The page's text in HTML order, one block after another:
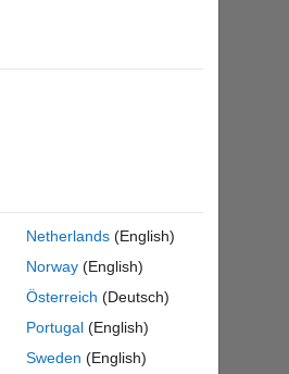
Netherlands (English)
Norway (English)
Österreich (Deutsch)
Portugal (English)
Sweden (English)